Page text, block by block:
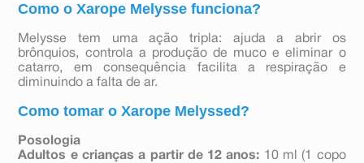
Como o Xarope Melysse funciona?
Melysse tem uma ação tripla: ajuda a abrir os
brônquios, controla a produção de muco e eliminar o
catarro, em consequência facilita a respiração e
diminuindo a falta de ar.
Como tomar o Xarope Melyssed?
Posologia
Adultos e crianças a partir de 12 anos: 10 ml (1 copo